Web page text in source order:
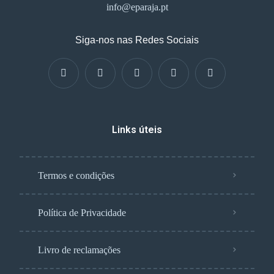
info@eparaja.pt
Siga-nos nas Redes Sociais
Links úteis
Termos e condições
Política de Privacidade
Livro de reclamações